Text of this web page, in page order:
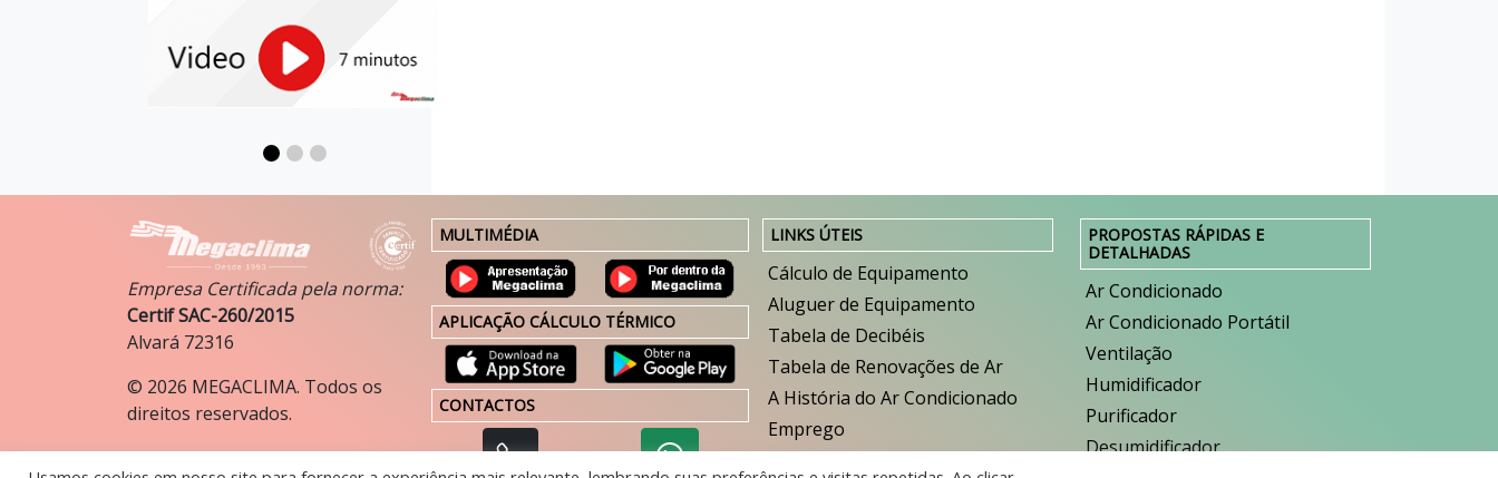
Empresa Certificada pela norma:
Certif SAC-260/2015
Alvará 72316
© 2026 MEGACLIMA. Todos os
direitos reservados.
Política de Privacidade.
MULTIMÉDIA
APLICAÇÃO CÁLCULO TÉRMICO
CONTACTOS
LINKS ÚTEIS
Cálculo de Equipamento
Aluguer de Equipamento
Tabela de Decibéis
Tabela de Renovações de Ar
A História do Ar Condicionado
Emprego
PROPOSTAS RÁPIDAS E
DETALHADAS
Ar Condicionado
Ar Condicionado Portátil
Ventilação
Humidificador
Purificador
Desumidificador